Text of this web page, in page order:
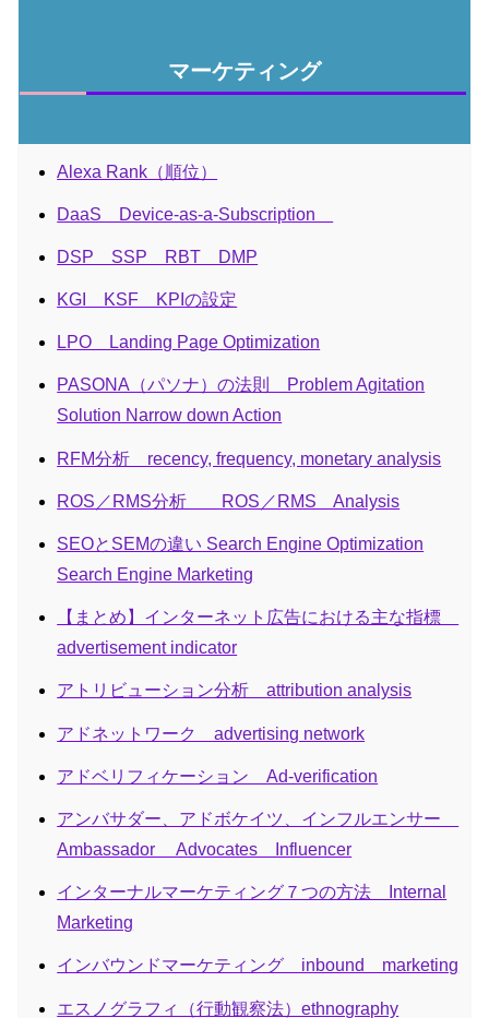
マーケティング
Alexa Rank（順位）
DaaS Device-as-a-Subscription
DSP SSP RBT DMP
KGI KSF KPIの設定
LPO Landing Page Optimization
PASONA（パソナ）の法則 Problem Agitation
Solution Narrow down Action
RFM分析 recency, frequency, monetary analysis
ROS／RMS分析 ROS／RMS Analysis
SEOとSEMの違い Search Engine Optimization
Search Engine Marketing
【まとめ】インターネット広告における主な指標
advertisement indicator
アトリビューション分析 attribution analysis
アドネットワーク advertising network
アドベリフィケーション Ad-verification
アンバサダー、アドボケイツ、インフルエンサー
Ambassador Advocates Influencer
インターナルマーケティング７つの方法 Internal
Marketing
インバウンドマーケティング inbound marketing
エスノグラフィ（行動観察法）ethnography